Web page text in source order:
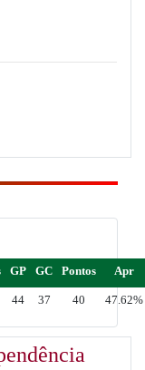
GP GC Pontos Apr
44 37 40 47.62%